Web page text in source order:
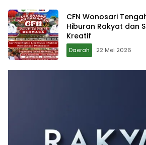
CFN Wonosari
Hiburan Rakyat dan
Kreatif
Daerah 22 Mei 2026